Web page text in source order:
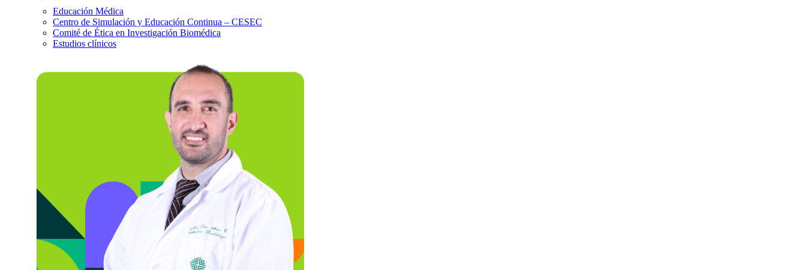
Educación Médica
Centro de Simulación y Educación Continua – CESEC
Comité de Ética en Investigación Biomédica
Estudios clínicos